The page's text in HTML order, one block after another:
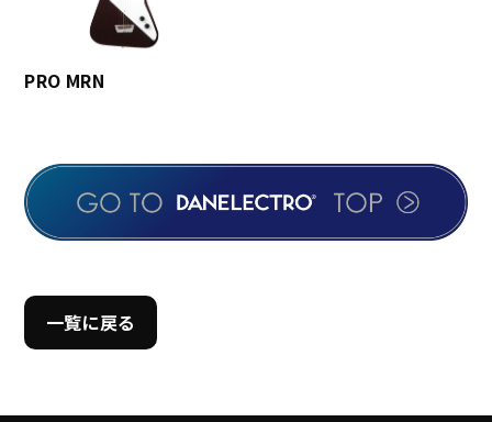
PRO MRN
一覧に戻る